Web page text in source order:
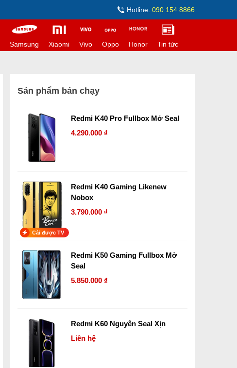
Hotline: 090 154 8866
Samsung Xiaomi Vivo Oppo Honor Tin tức
Sản phẩm bán chạy
Redmi K40 Pro Fullbox Mở Seal
4.290.000 ₫
Redmi K40 Gaming Likenew
Nobox
3.790.000 ₫
Cài được TV
Redmi K50 Gaming Fullbox Mở
Seal
5.850.000 ₫
Redmi K60 Nguyên Seal Xịn
Liên hệ